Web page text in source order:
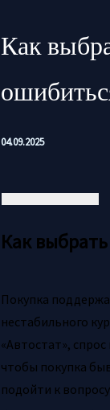
Как
04.09.2025
Как
Покупка
нестабильного
«Автостат»,
чтобы покупка
подойти к